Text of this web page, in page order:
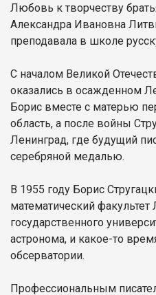
Любовь к творчеству
Александра Ивановна
преподавала в школе
С началом Великой
оказались в осажденном
Борис вместе с матерью
область, а после войны
Ленинград, где будущий
серебряной медалью.
В 1955 году Борис
математический факультет
государственного
астронома, и какое-то
обсерватории.
Профессиональным